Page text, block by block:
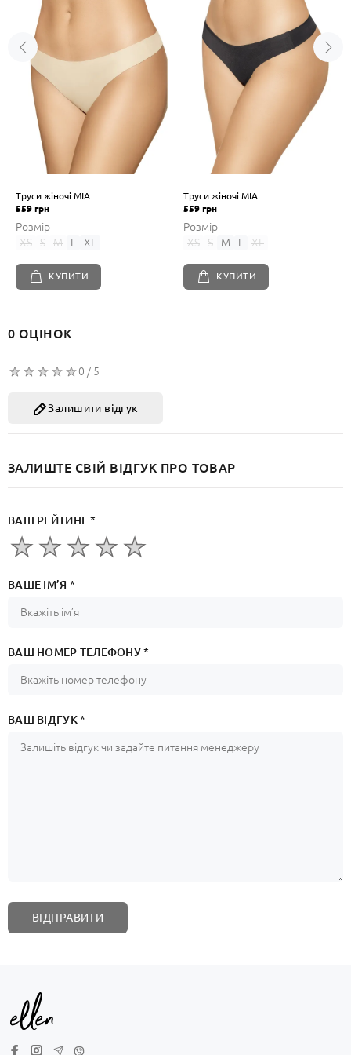
Труси жіночі MIA
559 грн
Розмір
XS
S M L XL
КУПИТИ
Труси жіночі MIA
559 грн
Розмір
XS
S M L XL
КУПИТИ
0 ОЦІНОК
0 / 5
Залишити відгук
ЗАЛИШТЕ СВІЙ ВІДГУК ПРО ТОВАР
ВАШ РЕЙТИНГ *
ВАШЕ ІМ’Я *
ВАШ НОМЕР ТЕЛЕФОНУ *
ВАШ ВІДГУК *